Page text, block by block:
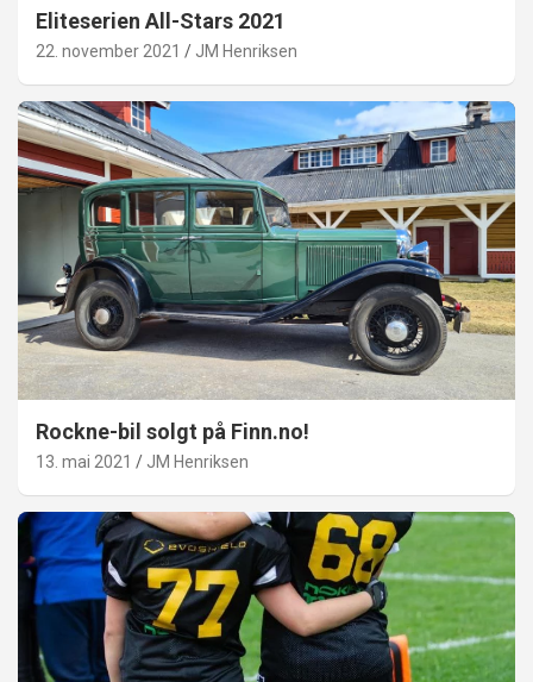
Eliteserien All-Stars 2021
22. november 2021 JM Henriksen
Rockne-bil solgt på Finn.no!
13. mai 2021 JM Henriksen